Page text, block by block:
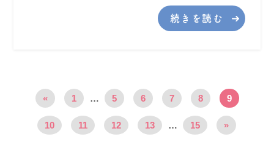
続きを読む
« 1 … 5 6 7 8 9
10 11 12 13 … 15 »